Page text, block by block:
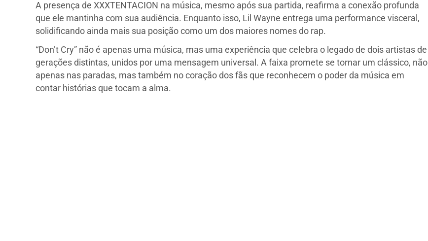
A presença de XXXTENTACION na música, mesmo após sua partida, reafirma a conexão profunda
que ele mantinha com sua audiência. Enquanto isso, Lil Wayne entrega uma performance visceral,
solidificando ainda mais sua posição como um dos maiores nomes do rap.
“Don’t Cry” não é apenas uma música, mas uma experiência que celebra o legado de dois artistas de
gerações distintas, unidos por uma mensagem universal. A faixa promete se tornar um clássico, não
apenas nas paradas, mas também no coração dos fãs que reconhecem o poder da música em
contar histórias que tocam a alma.